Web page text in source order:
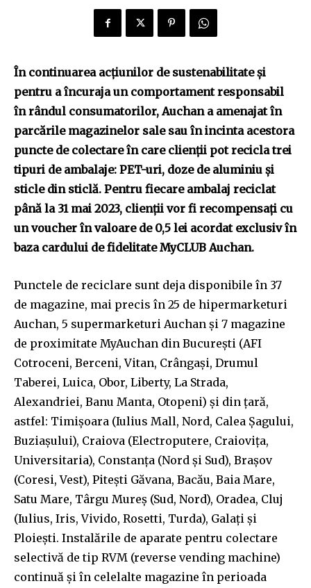
În continuarea acțiunilor de sustenabilitate și
pentru a încuraja un comportament responsabil
în rândul consumatorilor, Auchan a amenajat în
parcările magazinelor sale sau în incinta acestora
puncte de colectare în care clienții pot recicla trei
tipuri de ambalaje: PET-uri, doze de aluminiu și
sticle din sticlă. Pentru fiecare ambalaj reciclat
până la 31 mai 2023, clienții vor fi recompensați cu
un voucher în valoare de 0,5 lei acordat exclusiv în
baza cardului de fidelitate MyCLUB Auchan.
Punctele de reciclare sunt deja disponibile în 37
de magazine, mai precis în 25 de hipermarketuri
Auchan, 5 supermarketuri Auchan și 7 magazine
de proximitate MyAuchan din București (AFI
Cotroceni, Berceni, Vitan, Crângași, Drumul
Taberei, Luica, Obor, Liberty, La Strada,
Alexandriei, Banu Manta, Otopeni) și din țară,
astfel: Timișoara (Iulius Mall, Nord, Calea Șagului,
Buziașului), Craiova (Electroputere, Craiovița,
Universitaria), Constanța (Nord și Sud), Brașov
(Coresi, Vest), Pitești Găvana, Bacău, Baia Mare,
Satu Mare, Târgu Mureș (Sud, Nord), Oradea, Cluj
(Iulius, Iris, Vivido, Rosetti, Turda), Galați și
Ploiești. Instalările de aparate pentru colectare
selectivă de tip RVM (reverse vending machine)
continuă și în celelalte magazine în perioada